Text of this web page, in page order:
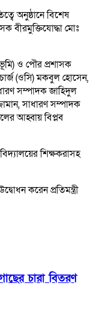
অনুষ্ঠানে বিশেষ
বীরমুক্তিযোদ্ধা মোঃ
ও পৌর প্রশাসক
(ওসি) মকবুল হোসেন,
সম্পাদক জাহিদুল
সাধারণ সম্পাদক
আহ্বায় বিপ্লব
শিক্ষকরাসহ
করেন প্রতিমন্ত্রী
চারা বিতরণ